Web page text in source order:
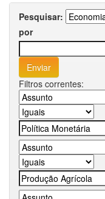
Pesquisar:
por
Filtros correntes: